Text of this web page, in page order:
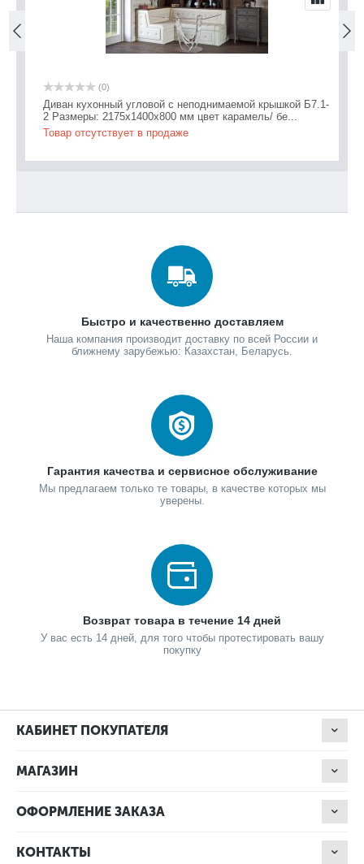
(0)
Диван кухонный угловой с неподнимаемой крышкой Б7.1-
2 Размеры: 2175х1400х800 мм цвет карамель/ бе...
Товар отсутствует в продаже
Быстро и качественно доставляем
Наша компания производит доставку по всей России и
ближнему зарубежью: Казахстан, Беларусь.
Гарантия качества и сервисное обслуживание
Мы предлагаем только те товары, в качестве которых мы
уверены.
Возврат товара в течение 14 дней
У вас есть 14 дней, для того чтобы протестировать вашу
покупку
КАБИНЕТ ПОКУПАТЕЛЯ
МАГАЗИН
ОФОРМЛЕНИЕ ЗАКАЗА
КОНТАКТЫ